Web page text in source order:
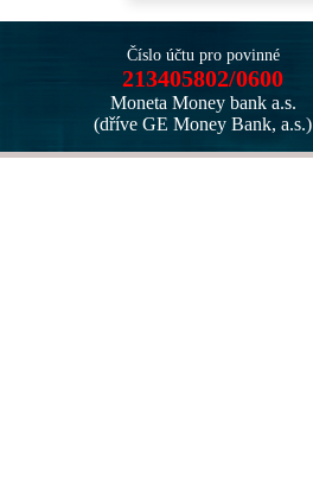
Číslo účtu pro povinné
213405802/0600
Moneta Money bank a.s.
(dříve GE Money Bank, a.s.)